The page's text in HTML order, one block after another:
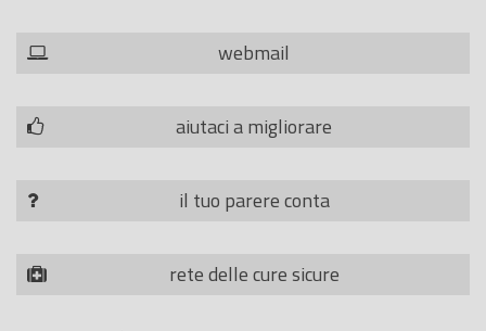
webmail
aiutaci a migliorare
il tuo parere conta
rete delle cure sicure